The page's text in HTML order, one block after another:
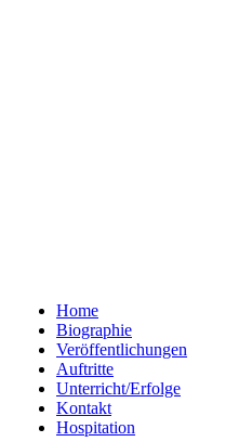
Home
Biographie
Veröffentlichungen
Auftritte
Unterricht/Erfolge
Kontakt
Hospitation